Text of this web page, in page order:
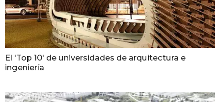
El 'Top 10' de universidades de arquitectura e
ingeniería